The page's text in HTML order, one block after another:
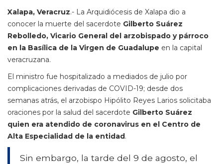
Xalapa, Veracruz.- La Arquidiócesis de Xalapa dio a
conocer la muerte del sacerdote Gilberto Suárez
Rebolledo, Vicario General del arzobispado y párroco
en la Basílica de la Virgen de Guadalupe en la capital
veracruzana.
El ministro fue hospitalizado a mediados de julio por
complicaciones derivadas de COVID-19; desde dos
semanas atrás, el arzobispo Hipólito Reyes Larios solicitaba
oraciones por la salud del sacerdote Gilberto Suárez
quien era atendido de coronavirus en el Centro de
Alta Especialidad de la entidad.
Sin embargo, la tarde del 9 de agosto, el